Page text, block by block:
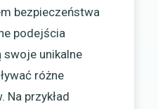
bezpieczeństwa
podejścia
unikalne
różne
Na przykład